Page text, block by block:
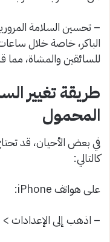
– تحسين السلامة
الباكر، خاصة خلال
للسائقين والمشاة،
طريقة تغيير
المحمول
في بعض الأحيان، قد
كالتالي:
على هواتف iPhone:
– اذهب إلى الإعدادات >